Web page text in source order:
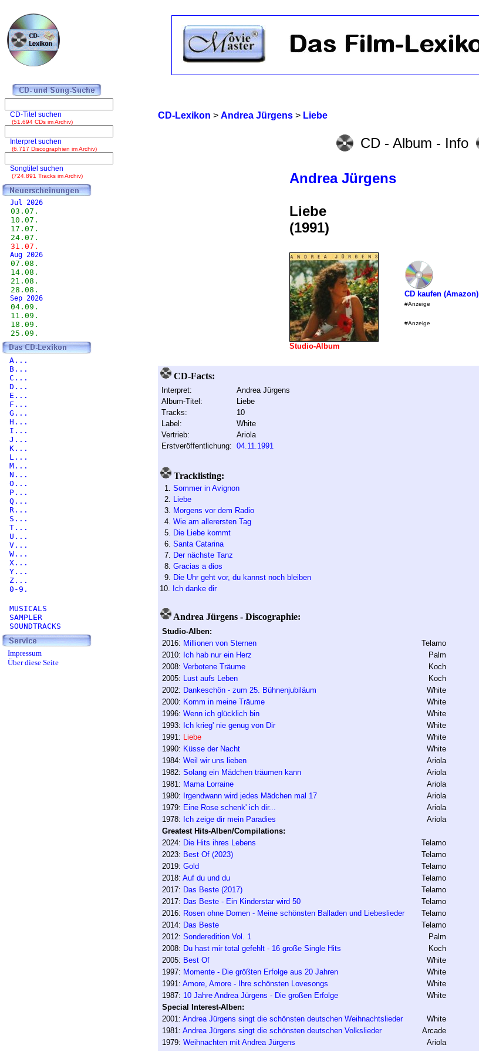
CD-Lexikon > Andrea Jürgens> Liebe
CD - Album - Info
Andrea Jürgens
Liebe
(1991)
Studio-Album
CD kaufen (Amazon)
#Anzeige
#Anzeige
CD-Facts:
Interpret:
Andrea Jürgens
Album-Titel:
Liebe
Tracks:
10
Label:
White
Vertrieb:
Ariola
Erstveröffentlichung: 04.11.1991
Tracklisting:
1. Sommer in Avignon
2. Liebe
3. Morgens vor dem Radio
4. Wie am allerersten Tag
5. Die Liebe kommt
6. Santa Catarina
7. Der nächste Tanz
8. Gracias a dios
9. Die Uhr geht vor, du kannst noch bleiben
10. Ich danke dir
Andrea Jürgens - Discographie:
Studio-Alben:
2016: Millionen von Sternen
Telamo
2010: Ich hab nur ein Herz
Palm
2008: Verbotene Träume
Koch
2005: Lust aufs Leben
Koch
2002: Dankeschön - zum 25. Bühnenjubiläum
White
2000: Komm in meine Träume
White
1996: Wenn ich glücklich bin
White
1993: Ich krieg' nie genug von Dir
White
1991: Liebe
White
1990: Küsse der Nacht
White
1984: Weil wir uns lieben
Ariola
1982: Solang ein Mädchen träumen kann
Ariola
1981: Mama Lorraine
Ariola
1980: Irgendwann wird jedes Mädchen mal 17
Ariola
1979: Eine Rose schenk' ich dir...
Ariola
1978: Ich zeige dir mein Paradies
Ariola
Greatest Hits-Alben/Compilations:
2024: Die Hits ihres Lebens
Telamo
2023: Best Of (2023)
Telamo
2019: Gold
Telamo
2018: Auf du und du
Telamo
2017: Das Beste (2017)
Telamo
2017: Das Beste - Ein Kinderstar wird 50
Telamo
2016: Rosen ohne Dornen - Meine schönsten Balladen und Liebeslieder
Telamo
2014: Das Beste
Telamo
2012: Sonderedition Vol. 1
Palm
2008: Du hast mir total gefehlt - 16 große Single Hits
Koch
2005: Best Of
White
1997: Momente - Die größten Erfolge aus 20 Jahren
White
1991: Amore, Amore - Ihre schönsten Lovesongs
White
1987: 10 Jahre Andrea Jürgens - Die großen Erfolge
White
Special Interest-Alben:
2001: Andrea Jürgens singt die schönsten deutschen Weihnachtslieder
White
1981: Andrea Jürgens singt die schönsten deutschen Volkslieder
Arcade
1979: Weihnachten mit Andrea Jürgens Ariola
CD-Titel suchen
(51.694 CDs im Archiv)
Interpret suchen
(6.717 Discographien im Archiv)
Songtitel suchen
(724.891 Tracks im Archiv)
Jul 2026
03.07.
10.07.
17.07.
24.07.
31.07.
Aug 2026
07.08.
14.08.
21.08.
28.08.
Sep 2026
04.09.
11.09.
18.09.
25.09.
A...
B...
C...
D...
E...
F...
G...
H...
I...
J...
K...
L...
M...
N...
O...
P...
Q...
R...
S...
T...
U...
V...
W...
X...
Y...
Z...
0-9.
MUSICALS
SAMPLER
SOUNDTRACKS
Impressum
Über diese Seite